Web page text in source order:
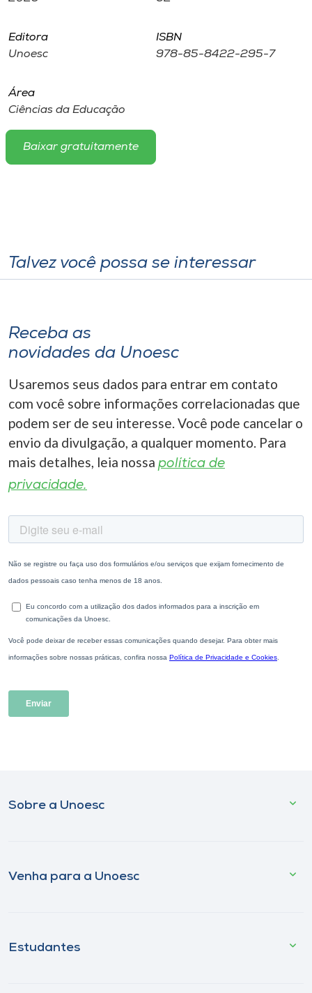
Editora
Unoesc
ISBN
978-85-8422-295-7
Área
Ciências da Educação
Baixar gratuitamente
Talvez você possa se interessar
Receba as
novidades da Unoesc
Usaremos seus dados para entrar em contato
com você sobre informações correlacionadas que
podem ser de seu interesse. Você pode cancelar o
envio da divulgação, a qualquer momento. Para
mais detalhes, leia nossa política de
privacidade.
Sobre a Unoesc
Venha para a Unoesc
Estudantes